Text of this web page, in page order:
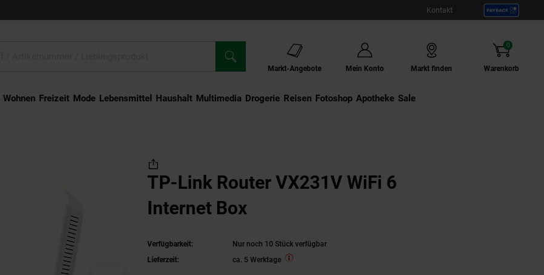
Kontakt
Markt-Angebote Mein Konto Markt finden Warenkorb
0
Artikel
Wohnen Freizeit Mode Lebensmittel Haushalt Multimedia Drogerie Externer Link:
Reisen Externer Link:
Fotoshop Externer Link:
Apotheke Sale
TP-Link Router VX231V WiFi 6
Internet Box
Verfügbarkeit:
Nur noch 10 Stück verfügbar
Lieferzeit:
ca. 5 Werktage